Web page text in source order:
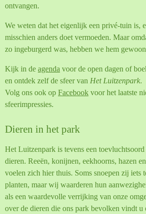
ontvangen.
We weten dat het eigenlijk een privé-tuin is,
misschien anders doet vermoeden. Maar
zo ingeburgerd was, hebben we hem
Kijk in de agenda voor de open dagen of
en ontdek zelf de sfeer van Het Luitzenpark.
Volg ons ook op Facebook voor het laatste
sfeerimpressies.
Dieren in het park
Het Luitzenpark is tevens een
dieren. Reeën, konijnen, eekhoorns, hazen
voelen zich hier thuis. Soms snoepen zij iets
planten, maar wij waarderen hun
als een waardevolle verrijking van onze
over de dieren die ons park bevolken vindt u